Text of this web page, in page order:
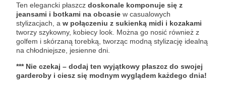
Ten elegancki płaszcz doskonale komponuje się z
jeansami i botkami na obcasie w casualowych
stylizacjach, a w połączeniu z sukienką midi i kozakami
tworzy szykowny, kobiecy look. Można go nosić również z
golfem i skórzaną torebką, tworząc modną stylizację idealną
na chłodniejsze, jesienne dni.
*** Nie czekaj – dodaj ten wyjątkowy płaszcz do swojej
garderoby i ciesz się modnym wyglądem każdego dnia!